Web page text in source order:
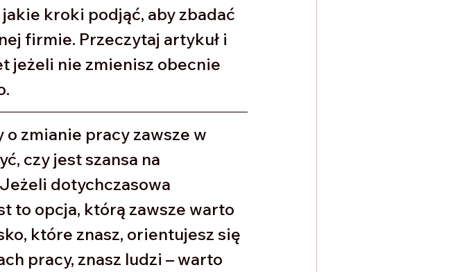
kroki podjąć, aby zbadać
firmie. Przeczytaj artykuł i
jeżeli nie zmienisz obecnie
zmianie pracy zawsze w
czy jest szansa na
dotychczasowa
to opcja, którą zawsze warto
które znasz, orientujesz się
pracy, znasz ludzi – warto